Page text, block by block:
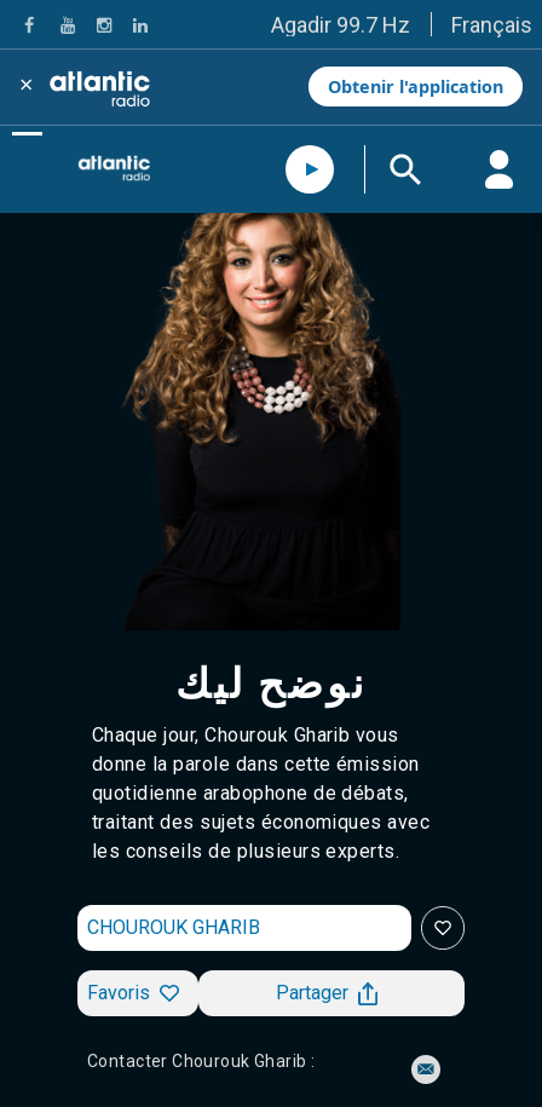
Agadir 99.7 Hz
Tanger 103.3 Hz
Tétouan 87.8 Hz
Fès 98.8 Hz
Meknès 97.2 Hz
El Jadida 97.3
Settat 104,6
Essaouira 96.6
Safi 92.3
Taza 103.0
Taounate 95.6
Tiznit 103.1
SkhourRhamna 92.2
Taroudant 104.9
Guelmim 91.9
Tan-Tan 95.2
Fès 98.8 Hz
El Jadida 97.3
Settat 104,6
Chefchaouen 106.4
Essaouira 96.6
Safi 92.3
Taza 103.0
Taounate 95.6
Tiznit 103.1
Taroudant 104.9
Guelmim 91.9
Tan-Tan 95.2
Tafraout 104.9
Français
× Obtenir l'application
نوضح ليك
Chaque jour, Chourouk Gharib vous
donne la parole dans cette émission
quotidienne arabophone de débats,
traitant des sujets économiques avec
les conseils de plusieurs experts.
CHOUROUK GHARIB
Favoris Partager
Contacter Chourouk Gharib :